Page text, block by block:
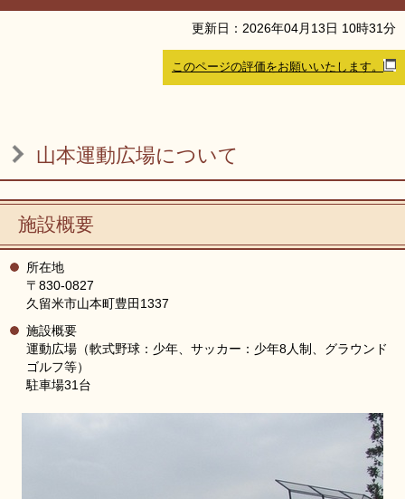
リンク集 利用ガイド
RSS プライバシーポリシー
更新日： 2026年04月 13日 10時31分
このページの評価をお願いいたします。
山本運動広場について
施設概要
所在地
〒830-0827
久留米市山本町豊田1337
施設概要
運動広場（軟式野球：少年、サッカー：少年8人制、グラウンド
ゴルフ等）
駐車場31台